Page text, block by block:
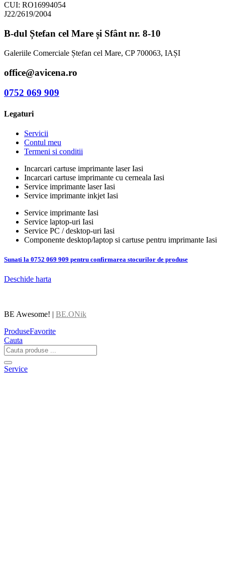
CUI: RO16994054
J22/2619/2004
B-dul Ștefan cel Mare și Sfânt nr. 8-10
Galeriile Comerciale Ștefan cel Mare, CP 700063, IAȘI
office@avicena.ro
0752 069 909
Legaturi
Servicii
Contul meu
Termeni si conditii
Incarcari cartuse imprimante laser Iasi
Incarcari cartuse imprimante cu cerneala Iasi
Service imprimante laser Iasi
Service imprimante inkjet Iasi
Service imprimante Iasi
Service laptop-uri Iasi
Service PC / desktop-uri Iasi
Componente desktop/laptop si cartuse pentru imprimante Iasi
Sunati la 0752 069 909 pentru confirmarea stocurilor de produse
Deschide harta
BE Awesome! | BE.ONik
ProduseFavorite
Cauta
Service